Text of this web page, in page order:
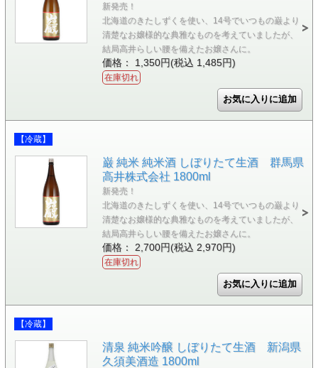
新発売！
北海道のきたしずくを使い、14号でいつもの巌より
清楚なお嬢様的な典雅なものを考えていましたが、
結局高井らしい腰を備えたお嬢さんに。
価格： 1,350円(税込 1,485円)
在庫切れ
【冷蔵】
巌 純米 純米酒 しぼりたて生酒 群馬県
高井株式会社 1800ml
新発売！
北海道のきたしずくを使い、14号でいつもの巌より
清楚なお嬢様的な典雅なものを考えていましたが、
結局高井らしい腰を備えたお嬢さんに。
価格： 2,700円(税込 2,970円)
在庫切れ
【冷蔵】
清泉 純米吟醸 しぼりたて生酒 新潟県
久須美酒造 1800ml